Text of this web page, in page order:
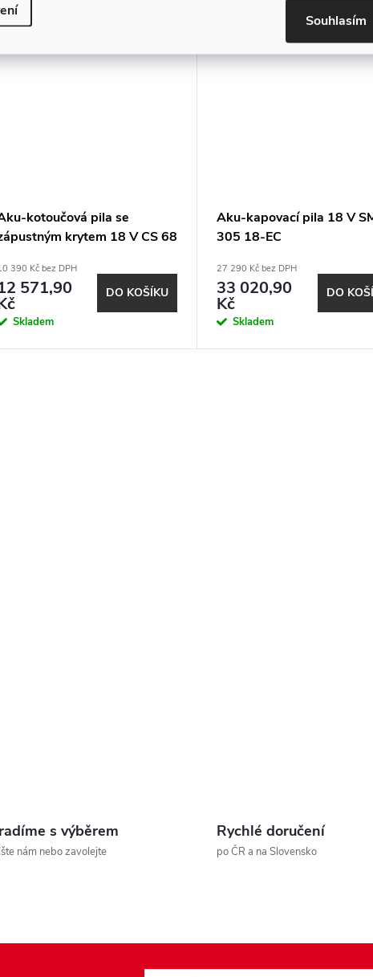
Souhlasím
kotoučová pila se
krytem 18 V CS 68
390 Kč bez DPH
571,90
Skladem
DO KOŠÍKU
Aku-kapovací pila 18 V
305 18-EC
27 290 Kč bez DPH
33 020,90
Kč
Skladem
DO
s výběrem
nám nebo zavolejte
Rychlé doručení
po ČR a na Slovensko